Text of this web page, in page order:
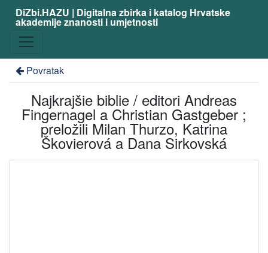
DiZbi.HAZU | Digitalna zbirka i katalog Hrvatske
akademije znanosti i umjetnosti
Povratak
Najkrajšie biblie / editori Andreas
Fingernagel a Christian Gastgeber ;
preložili Milan Thurzo, Katrina
Škovierová a Dana Sirkovská